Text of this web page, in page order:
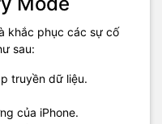
khắc phục các sự cố
sau:
truyền dữ liệu.
của iPhone.